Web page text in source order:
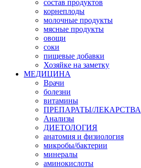
состав продуктов
корнеплоды
молочные продукты
мясные продукты
овощи
соки
пищевые добавки
Хозяйке на заметку
МЕДИЦИНА
Врачи
болезни
витамины
ПРЕПАРАТЫ/ЛЕКАРСТВА
Анализы
ДИЕТОЛОГИЯ
анатомия и физиология
микробы/бактерии
минералы
аминокислоты